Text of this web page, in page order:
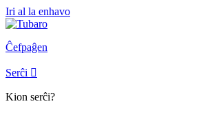
Iri al la enhavo
Ĉefpaĝen
Serĉi 
Kion serĉi?